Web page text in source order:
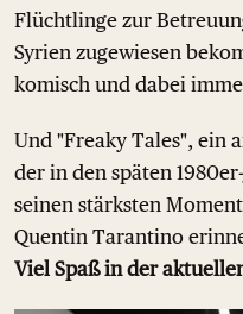
Flüchtlinge zur
Syrien zugewiesen
komisch und dabei
Und "Freaky Tales", ein
der in den späten
seinen stärksten
Quentin Tarantino
Viel Spaß in der